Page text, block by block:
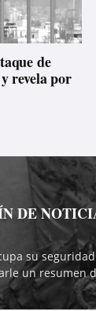
de
revela por
DE
su
un resumen